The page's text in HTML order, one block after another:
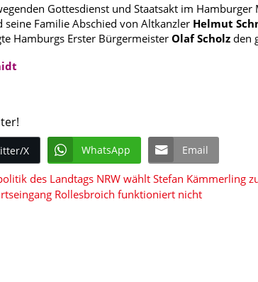
Gottesdienst und Staatsakt im Hamburger
seine Familie Abschied von Altkanzler Helmut
Hamburgs Erster Bürgermeister Olaf Scholzden
X WhatsApp Email
des Landtags NRW wählt Stefan Kämmerling
Rollesbroich funktioniert nicht